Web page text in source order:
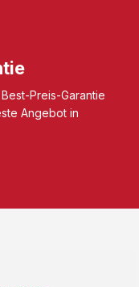
Preis-Garantie
Angebot in